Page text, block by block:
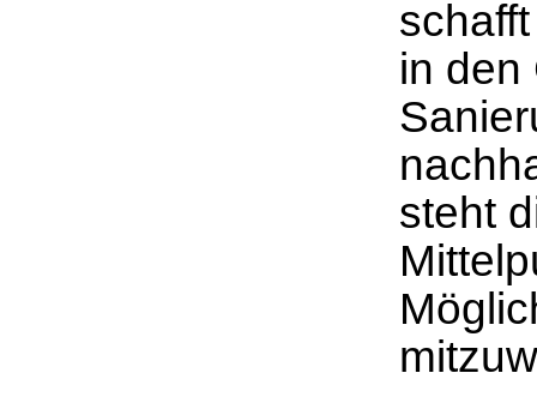
in den
steht